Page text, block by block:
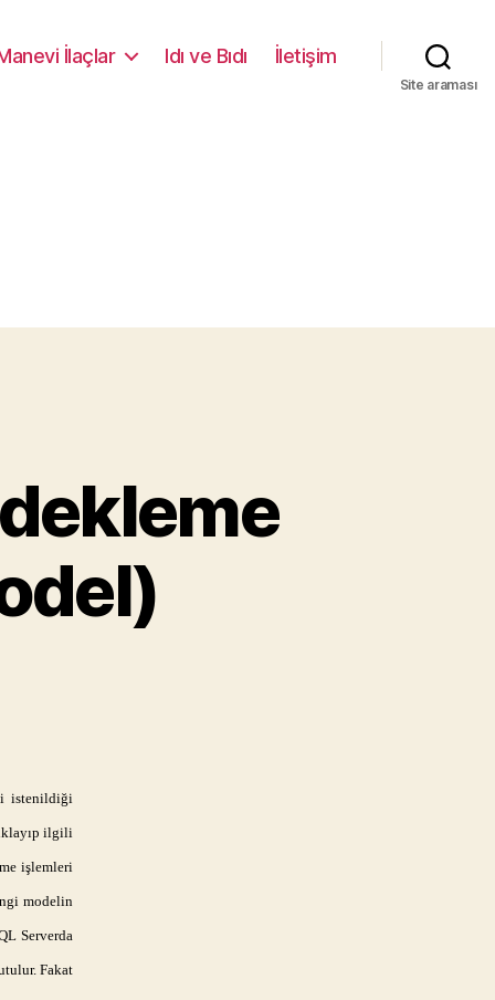
İlaçlar Idı ve Bıdı İletişim
Site araması
istenildiği
ilgili
işlemleri
modelin
Serverda
Fakat